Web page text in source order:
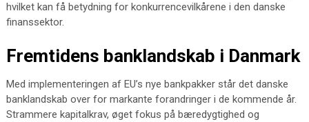
hvilket kan få betydning for konkurrencevilkårene i den danske
finanssektor.
Fremtidens banklandskab i Danmark
Med implementeringen af EU’s nye bankpakker står det danske
banklandskab over for markante forandringer i de kommende år.
Strammere kapitalkrav, øget fokus på bæredygtighed og